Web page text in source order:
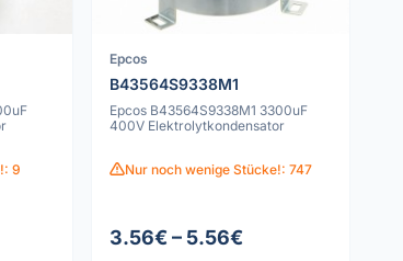
9
Epcos
B43564S9338M1
Epcos B43564S9338M1 3300uF
400V Elektrolytkondensator
Nur noch wenige Stücke!: 747
3.56€ – 5.56€